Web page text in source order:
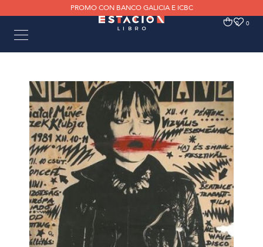
PROMO CON BANCO GALICIA E ICBC
0 0